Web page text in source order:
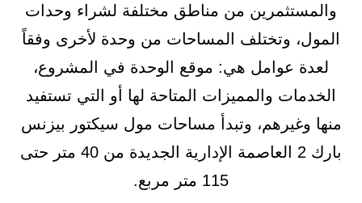
والمستثمرين من مناطق مختلفة لشراء وحدات
المول، وتختلف المساحات من وحدة لأخرى وفقاً
لعدة عوامل هي: موقع الوحدة في المشروع،
الخدمات والمميزات المتاحة لها أو التي تستفيد
منها وغيرهم، وتبدأ مساحات مول سيكتور بيزنس
بارك 2 العاصمة الإدارية الجديدة من 40 متر حتى
115 متر مربع.